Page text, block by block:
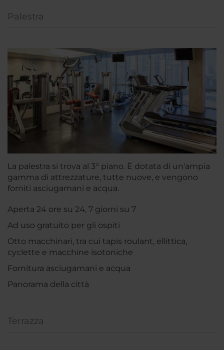
Palestra
La palestra si trova al 3° piano. È dotata di un'ampia
gamma di attrezzature, tutte nuove, e vengono
forniti asciugamani e acqua.
Aperta 24 ore su 24, 7 giorni su 7
Ad uso gratuito per gli ospiti
Otto macchinari, tra cui tapis roulant, ellittica,
cyclette e macchine isotoniche
Fornitura asciugamani e acqua
Panorama della città
Terrazza